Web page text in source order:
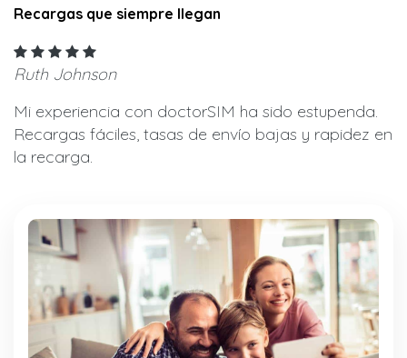
Recargas que siempre llegan
Ruth Johnson
Mi experiencia con doctorSIM ha sido estupenda.
Recargas fáciles, tasas de envío bajas y rapidez en
la recarga.